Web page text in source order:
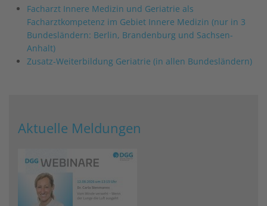
Facharzt Innere Medizin und Geriatrie als
Facharztkompetenz im Gebiet Innere Medizin (nur in 3
Bundesländern: Berlin, Brandenburg und Sachsen-
Anhalt)
Zusatz-Weiterbildung Geriatrie (in allen Bundesländern)
Aktuelle Meldungen